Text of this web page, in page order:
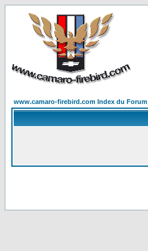
www.camaro-firebird.com Index du Forum